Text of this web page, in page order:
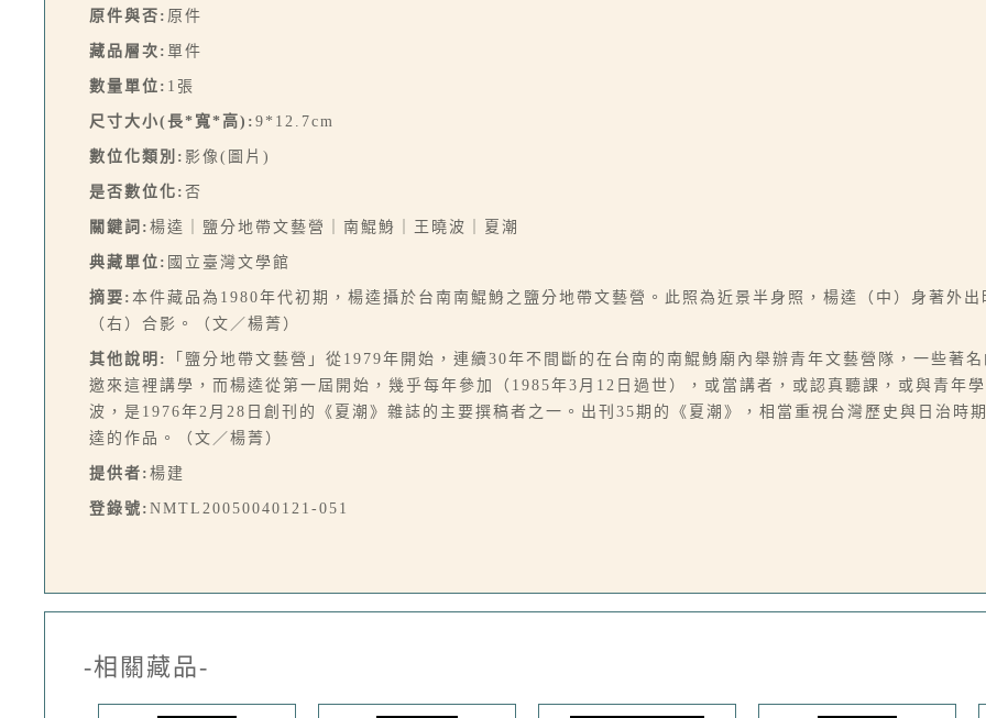
原件與否: 原件
藏品層次: 單件
數量單位: 1張
尺寸大小(長*寬*高): 9*12.7cm
數位化類別: 影像(圖片)
是否數位化: 否
關鍵詞: 楊逵｜鹽分地帶文藝營｜南鯤鯓｜王曉波｜夏潮
典藏單位: 國立臺灣文學館
摘要: 本件藏品為1980年代初期，楊逵攝於台南南鯤鯓之鹽分地帶文藝營。此照為近景半身照，楊逵（中）身著外
（右）合影。（文／楊菁）
其他說明:
「鹽分地帶文藝營」從1979年開始，連續30年不間斷的在台南的南鯤鯓廟內舉辦青年文藝營隊，一些著
邀來這裡講學，而楊逵從第一屆開始，幾乎每年參加（1985年3月12日過世），或當講者，或認真聽課，或與青年
波，是1976年2月28日創刊的《夏潮》雜誌的主要撰稿者之一。出刊35期的《夏潮》，相當重視台灣歷史與日治時
逵的作品。（文／楊菁）
提供者: 楊建
登錄號: NMTL20050040121-051
-相關藏品-